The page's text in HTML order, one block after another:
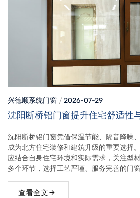
兴德顺系统门窗 2026-07-29
沈阳断桥铝门窗提升住宅舒适性
沈阳断桥铝门窗凭借保温节能、隔音降噪
成为北方住宅装修和建筑升级的重要选择
应结合自身住宅环境和实际需求，关注型
多个环节，选择工艺严谨、服务完善的门窗
查看全文